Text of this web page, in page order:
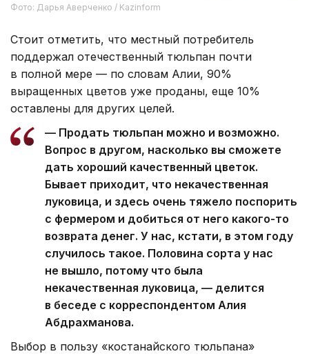
Фото: Дарья Аверченко / Kazinform
Стоит отметить, что местный потребитель
поддержал отечественный тюльпан почти
в полной мере — по словам Алии, 90%
выращенных цветов уже проданы, еще 10%
оставлены для других целей.
— Продать тюльпан можно и возможно.
Вопрос в другом, насколько вы сможете
дать хороший качественный цветок.
Бывает приходит, что некачественная
луковица, и здесь очень тяжело поспорить
с фермером и добиться от него какого-то
возврата денег. У нас, кстати, в этом году
случилось такое. Половина сорта у нас
не вышло, потому что была
некачественная луковица, — делится
в беседе с корреспондентом Алия
Абдрахманова.
Выбор в пользу «костанайского тюльпана»